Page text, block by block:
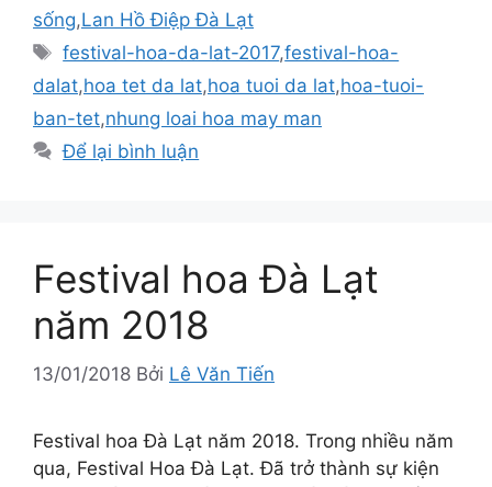
sống,Lan Hồ Điệp Đà Lạt
Thẻ
festival-hoa-da-lat-2017,festival-hoa-
dalat,hoa tet da lat,hoa tuoi da lat,hoa-tuoi-
ban-tet,nhung loai hoa may man
Để lại bình luận
Festival hoa Đà Lạt
năm 2018
13/01/2018 Bởi Lê Văn Tiến
Festival hoa Đà Lạt năm 2018. Trong nhiều năm
qua, Festival Hoa Đà Lạt. Đã trở thành sự kiện